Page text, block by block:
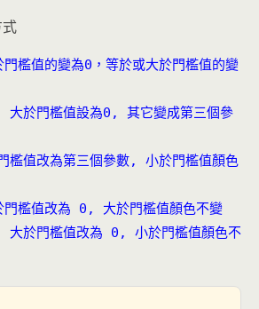
值的變為0，等於或大於門檻值的變
門檻值設為0, 其它變成第三個參
值改為第三個參數, 小於門檻值顏色
檻值改為 0, 大於門檻值顏色不變
於門檻值改為 0, 小於門檻值顏色不